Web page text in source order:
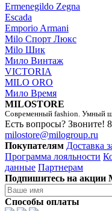
Ermenegildo Zegna
Escada
Emporio Armani
Milo Спорт Люкс
Milo Шик
Мило Винтаж
VICTORIA
MILO ORO
Мило Время
MILOSTORE
Современный fashion. Умный
Есть вопросы? Звоните!
milostore@milogroup.ru
Покупателям Доставка
Программа лояльности
данные Партнерам
Подпишитесь на акции
Способы оплаты